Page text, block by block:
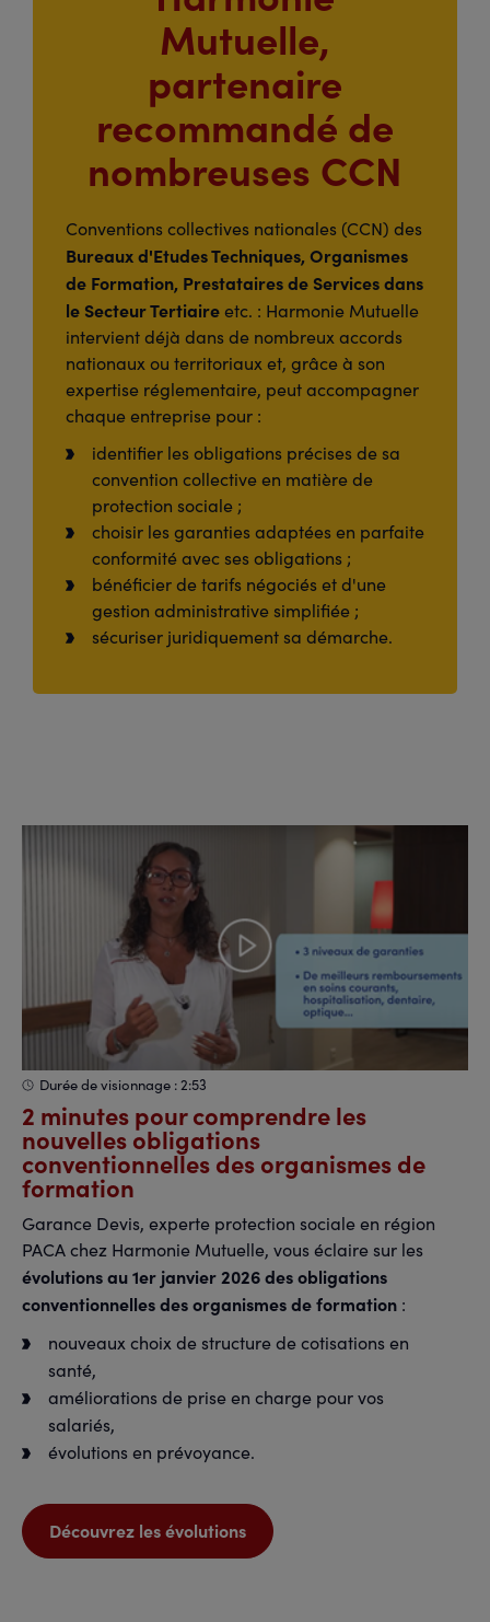
Mutuelle,
partenaire
recommandé de
nombreuses CCN
Conventions collectives nationales (CCN) des
Bureaux d'Etudes Techniques, Organismes
de Formation, Prestataires de Services dans
le Secteur Tertiaireetc. : Harmonie Mutuelle
intervient déjà dans de nombreux accords
nationaux ou territoriaux et, grâce à son
expertise réglementaire, peut accompagner
chaque entreprise pour :
identifier les obligations précises de sa
convention collective en matière de
protection sociale ;
choisir les garanties adaptées en parfaite
conformité avec ses obligations ;
bénéficier de tarifs négociés et d'une
gestion administrative simplifiée ;
sécuriser juridiquement sa démarche.
2 minutes pour comprendre les
nouvelles obligations
conventionnelles des organismes de
formation
Garance Devis, experte protection sociale en région
PACA chez Harmonie Mutuelle, vous éclaire sur les
évolutions au 1er janvier 2026 des obligations
conventionnelles des organismes de formation :
nouveaux choix de structure de cotisations en
santé,
améliorations de prise en charge pour vos
salariés,
évolutions en prévoyance.
Découvrez les évolutions
Durée de visionnage : 2:53